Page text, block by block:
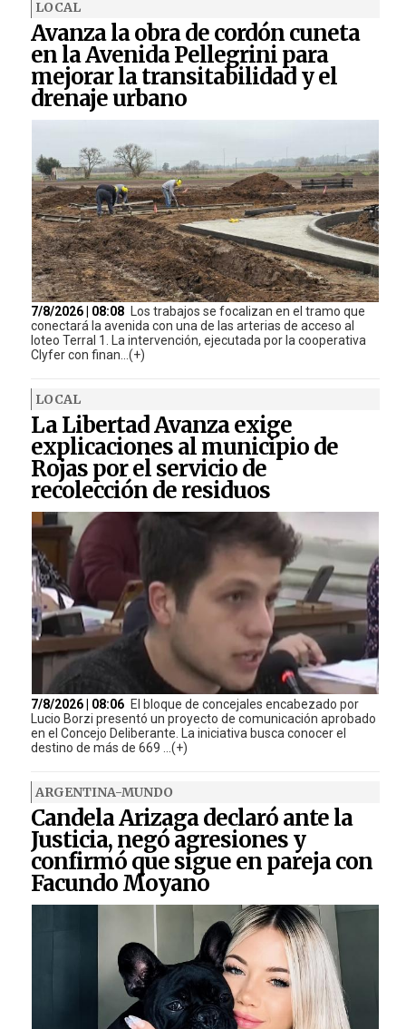
LOCAL
Avanza la obra de cordón cuneta
en la Avenida Pellegrini para
mejorar la transitabilidad y el
drenaje urbano
7/8/2026 | 08:08 Los trabajos se focalizan en el tramo que
conectará la avenida con una de las arterias de acceso al
loteo Terral 1. La intervención, ejecutada por la cooperativa
Clyfer con finan...(+)
LOCAL
La Libertad Avanza exige
explicaciones al municipio de
Rojas por el servicio de
recolección de residuos
7/8/2026 | 08:06 El bloque de concejales encabezado por
Lucio Borzi presentó un proyecto de comunicación aprobado
en el Concejo Deliberante. La iniciativa busca conocer el
destino de más de 669 ...(+)
ARGENTINA-MUNDO
Candela Arizaga declaró ante la
Justicia, negó agresiones y
confirmó que sigue en pareja con
Facundo Moyano